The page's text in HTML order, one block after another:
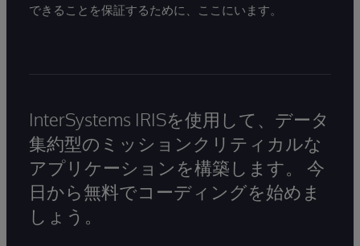
できることを保証するために、ここにいます。
InterSystems IRISを使用して、データ
集約型のミッションクリティカルな
アプリケーションを構築します。 今
日から無料でコーディングを始めま
しょう。